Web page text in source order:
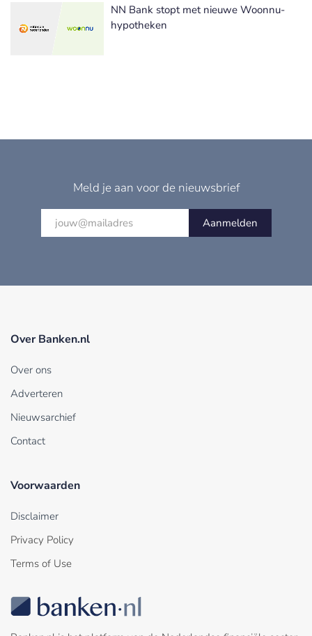
NN Bank stopt met nieuwe Woonnu-
hypotheken
Meld je aan voor de nieuwsbrief
Aanmelden
Over Banken.nl
Over ons
Adverteren
Nieuwsarchief
Contact
Voorwaarden
Disclaimer
Privacy Policy
Terms of Use